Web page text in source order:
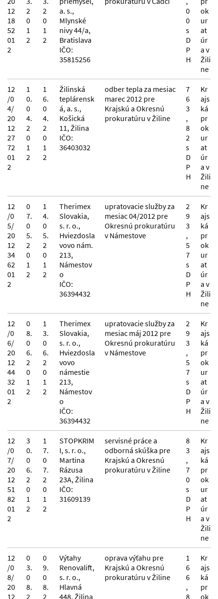
12
18
52
01
2
2
0
1
2
2
0
1
2
a. s.,
Mlynské
nivy 44/a,
Bratislava
IČO:
35815256
0
0
s
D
P
H
ok
ur
at
úr
a v
Žili
ne
12
/0
4/
20
12
27
72
01
2
1
0.
0
4.
2
0
1
2
1
6.
0
4.
2
0
1
2
Žilinská
teplárensk
á, a. s.,
Košická
11, Žilina
IČO:
36403032
odber tepla za mesiac
marec 2012 pre
Krajskú a Okresnú
prokuratúru v Žiline
7
6
3
,
8
2
s
D
P
H
Kr
ajs
ká
pr
ok
ur
at
úr
a v
Žili
ne
12
/0
5/
20
12
34
62
01
2
0
7.
0
5.
2
0
1
2
1
4.
0
5.
2
0
1
2
Therimex
Slovakia,
s. r. o.,
Hviezdosla
vovo nám.
213,
Námestov
o
IČO:
36394432
upratovacie služby za
mesiac 04/2012 pre
Okresnú prokuratúru
v Námestove
2
9
3
,
5
7
s
D
P
H
Kr
ajs
ká
pr
ok
ur
at
úr
a v
Žili
ne
12
/0
6/
20
12
44
32
01
2
0
8.
0
6.
2
0
1
2
1
3.
0
6.
2
0
1
2
Therimex
Slovakia,
s. r. o.,
Hviezdosla
vovo
námestie
213,
Námestov
o
IČO:
36394432
upratovacie služby za
mesiac máj 2012 pre
Okresnú prokuratúru
v Námestove
2
9
3
,
5
7
s
D
P
H
Kr
ajs
ká
pr
ok
ur
at
úr
a v
Žili
ne
12
/0
7/
20
12
51
82
01
2
3
0.
0
6.
2
0
1
2
1
7.
0
7.
2
0
1
2
STOPKRIM
I, s. r. o.,
Martina
Rázusa
23A, Žilina
IČO:
31609139
servisné práce a
odborná skúška pre
Krajskú a Okresnú
prokuratúru v Žiline
8
3
,
7
0
s
D
P
H
Kr
ajs
ká
pr
ok
ur
at
úr
a v
Žili
ne
12
/0
8/
20
12
0
3.
0
8.
2
0
9.
0
8.
2
Výtahy
Renovalift,
s. r. o.,
Hlavná
448, Žilina
oprava výťahu pre
Krajskú a Okresnú
prokuratúru v Žiline
1
6
6
,
8
Kr
ajs
ká
pr
ok